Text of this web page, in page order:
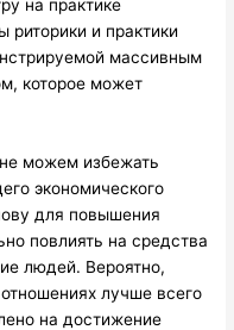
на практике
и практики
массивным
которое может
можем избежать
экономического
для повышения
повлиять на средства
людей. Вероятно,
лучше всего
на достижение